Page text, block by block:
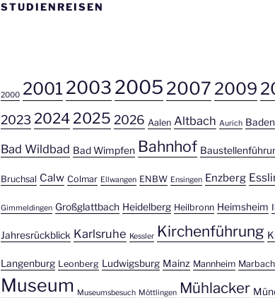
STUDIENREISEN
2000 2001 2003 2005 2007 2009
2023 2024 2025 2026 Aalen Altbach Aurich
Bad Wildbad Bad Wimpfen Bahnhof
Bruchsal Calw Colmar Ellwangen ENBW Ensingen Enzberg
Gimmeldingen Großglattbach Heidelberg Heilbronn Heimsheim
Jahresrückblick Karlsruhe Kessler Kirchenführung
Langenburg Leonberg Ludwigsburg Mainz Mannheim Marbach
Museum Museumsbesuch Möttlingen Mühlacker